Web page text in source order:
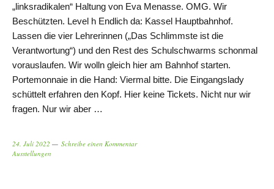
„linksradikalen“ Haltung von Eva Menasse. OMG. Wir
Beschützten. Level h Endlich da: Kassel Hauptbahnhof.
Lassen die vier Lehrerinnen („Das Schlimmste ist die
Verantwortung“) und den Rest des Schulschwarms schonmal
vorauslaufen. Wir wolln gleich hier am Bahnhof starten.
Portemonnaie in die Hand: Viermal bitte. Die Eingangslady
schüttelt erfahren den Kopf. Hier keine Tickets. Nicht nur wir
fragen. Nur wir aber …
24. Juli 2022
Schreibe einen Kommentar
Ausstellungen